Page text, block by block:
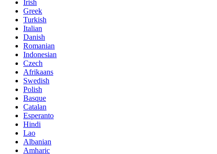
Irish
Greek
Turkish
Italian
Danish
Romanian
Indonesian
Czech
Afrikaans
Swedish
Polish
Basque
Catalan
Esperanto
Hindi
Lao
Albanian
Amharic